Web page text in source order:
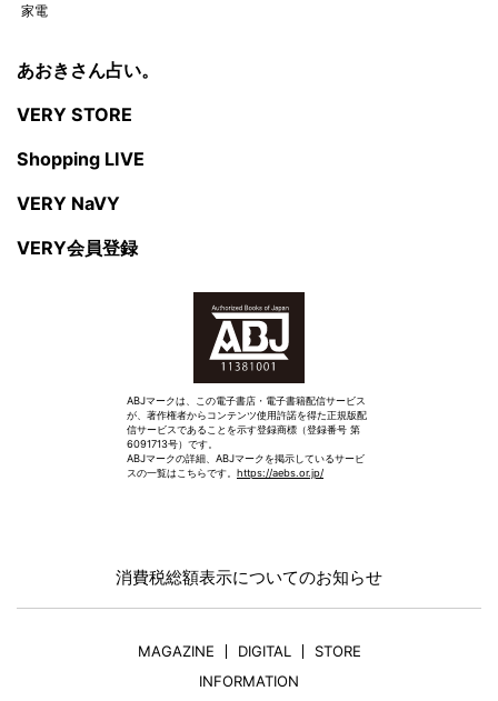
家電
あおきさん占い。
VERY STORE
Shopping LIVE
VERY NaVY
VERY会員登録
ABJマークは、この電子書店・電子書籍配信サービス
が、著作権者からコンテンツ使用許諾を得た正規版配
信サービスであることを示す登録商標（登録番号 第
6091713号）です。
ABJマークの詳細、ABJマークを掲示しているサービ
スの一覧はこちらです。 https://aebs.or.jp/
消費税総額表示についてのお知らせ
MAGAZINE DIGITAL
STORE
INFORMATION